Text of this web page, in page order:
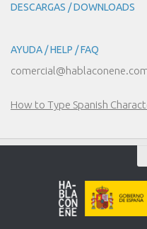
DESCARGAS / DOWNLOADS
AYUDA / HELP / FAQ
How to Type Spanish